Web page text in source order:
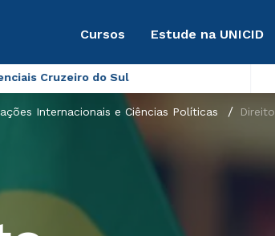
Cursos Estude na UNICID
Cruzeiro do Sul
Internacionais e Ciências Políticas Direito